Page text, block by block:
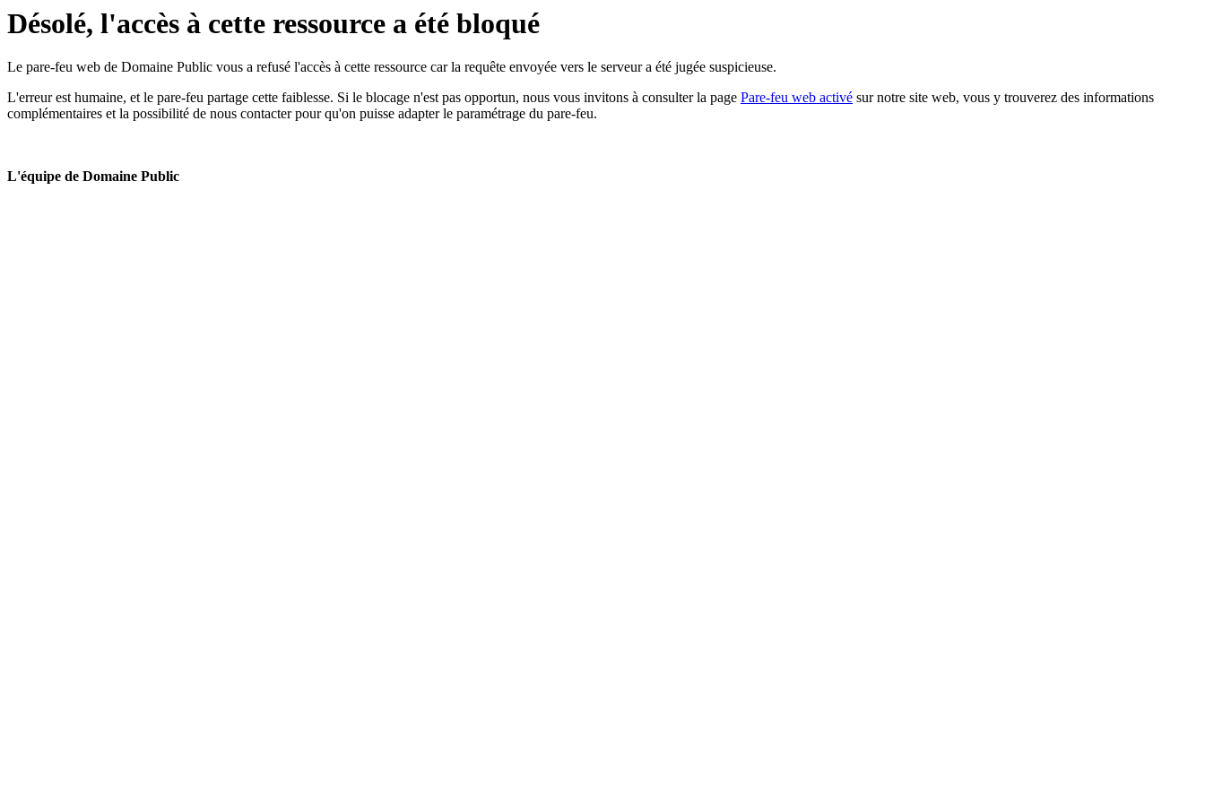
Désolé, l'accès à cette ressource a été bloqué
Le pare-feu web de Domaine Public vous a refusé l'accès à cette ressource car la requête envoyée vers le serveur a été jugée suspicieuse.
L'erreur est humaine, et le pare-feu partage cette faiblesse. Si le blocage n'est pas opportun, nous vous invitons à consulter la page Pare-feu web activé sur notre site web, vous y trouverez des informations
complémentaires et la possibilité de nous contacter pour qu'on puisse adapter le paramétrage du pare-feu.
L'équipe de Domaine Public